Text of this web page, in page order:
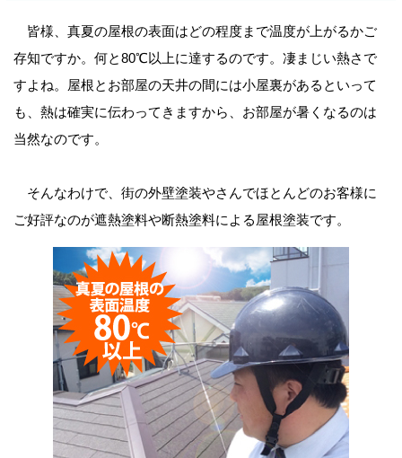
皆様、真夏の屋根の表面はどの程度まで温度が上がるかご
存知ですか。何と80℃以上に達するのです。凄まじい熱さで
すよね。屋根とお部屋の天井の間には小屋裏があるといって
も、熱は確実に伝わってきますから、お部屋が暑くなるのは
当然なのです。
そんなわけで、街の外壁塗装やさんでほとんどのお客様に
ご好評なのが遮熱塗料や断熱塗料による屋根塗装です。